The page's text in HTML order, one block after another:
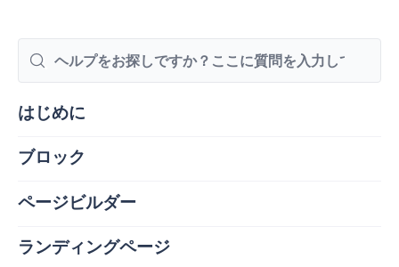
はじめに
ブロック
ページビルダー
ランディングページ